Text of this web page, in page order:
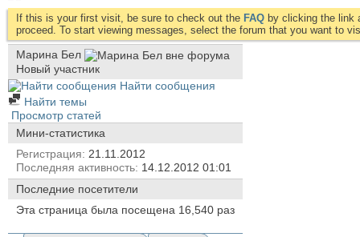
If this is your first visit, be sure to check out the FAQ by clicking the link
proceed. To start viewing messages, select the forum that you want to
Марина Бел
Новый участник
Найти сообщения
Найти темы
Просмотр статей
Мини-статистика
Регистрация
21.11.2012
Последняя активность 14.12.2012 01:01
Последние посетители
Эта страница была посещена 16,540 раз